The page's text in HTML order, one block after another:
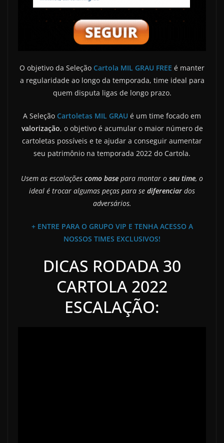
O objetivo da Seleção Cartola MIL GRAU FREE é manter
a regularidade ao longo da temporada, time ideal para
quem disputa ligas de longo prazo.
A Seleção Cartoletas MIL GRAU é um time focado em
valorização, o objetivo é acumular o maior número de
cartoletas possíveis e te ajudar a conseguir aumentar
seu patrimônio na temporada 2022 do Cartola.
Usem as escalações como base para montar o seu time, o
ideal é trocar algumas peças para se diferenciar dos
adversários.
+ ENTRE PARA O GRUPO VIP E TENHA ACESSO A
NOSSOS TIMES EXCLUSIVOS!
DICAS RODADA 30
CARTOLA 2022
ESCALAÇÃO: